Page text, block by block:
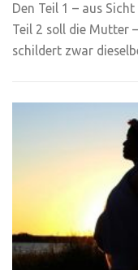
Den Teil 1 – aus
Teil 2 soll die Mutter
schildert zwar